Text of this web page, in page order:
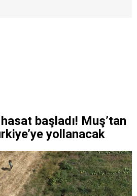
başladı! Muş’tan
yollanacak